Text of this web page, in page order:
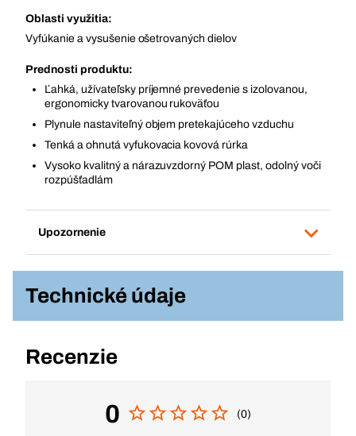
Oblasti využitia:
Vyfúkanie a vysušenie ošetrovaných dielov
Prednosti produktu:
Ľahká, užívateľsky príjemné prevedenie s izolovanou,
ergonomicky tvarovanou rukoväťou
Plynule nastaviteľný objem pretekajúceho vzduchu
Tenká a ohnutá vyfukovacia kovová rúrka
Vysoko kvalitný a nárazuvzdorný POM plast, odolný voči
rozpúšťadlám
Upozornenie
Technické údaje
Recenzie
0 (0)